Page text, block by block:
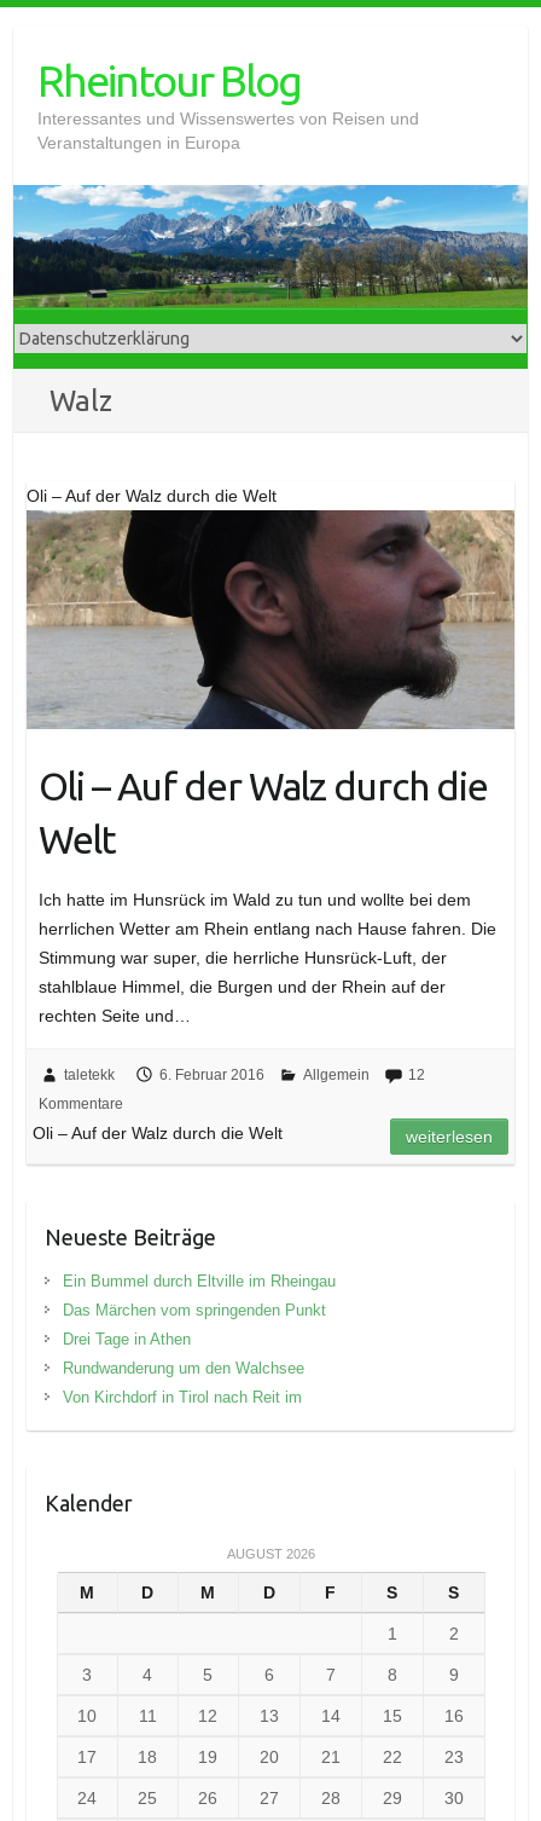
contentRheintour Blog
Interessantes und Wissenswertes von Reisen und
Veranstaltungen in Europa
Walz
Oli – Auf der Walz durch die Welt
Oli – Auf der Walz durch die
Welt
Ich hatte im Hunsrück im Wald zu tun und wollte bei dem
herrlichen Wetter am Rhein entlang nach Hause fahren. Die
Stimmung war super, die herrliche Hunsrück-Luft, der
stahlblaue Himmel, die Burgen und der Rhein auf der
rechten Seite und…
taletekk 6. Februar 2016 Allgemein
12
Kommentare
Oli – Auf der Walz durch die Welt weiterlesen
Neueste Beiträge
Ein Bummel durch Eltville im Rheingau
Das Märchen vom springenden Punkt
Drei Tage in Athen
Rundwanderung um den Walchsee
Von Kirchdorf in Tirol nach Reit im
Kalender
AUGUST 2026
M D M D F S S
1 2
3 4 5 6 7 8 9
10 11 12 13 14 15 16
17 18 19 20 21 22 23
24 25 26 27 28 29 30